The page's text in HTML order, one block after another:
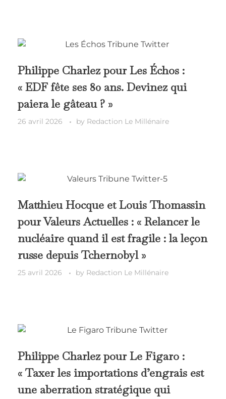
Philippe Charlez pour Les Échos :
« EDF fête ses 80 ans. Devinez qui
paiera le gâteau ? »
26 avril 2026 by Redaction Le Millénaire
Matthieu Hocque et Louis Thomassin
pour Valeurs Actuelles : « Relancer le
nucléaire quand il est fragile : la leçon
russe depuis Tchernobyl »
25 avril 2026 by Redaction Le Millénaire
Philippe Charlez pour Le Figaro :
« Taxer les importations d’engrais est
une aberration stratégique qui